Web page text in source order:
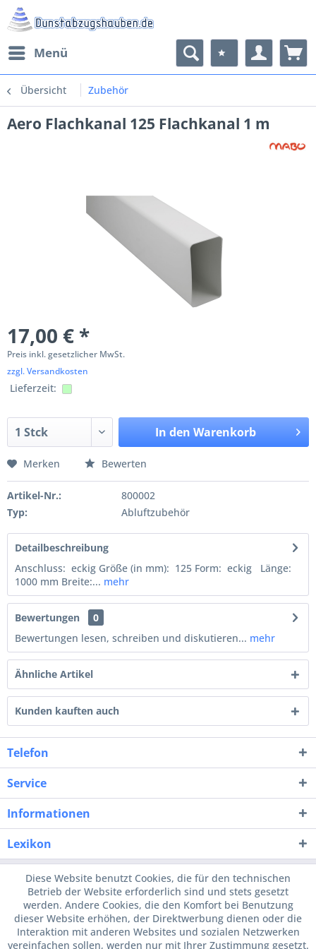
Menü
Übersicht Zubehör
Aero Flachkanal 125 Flachkanal 1 m
17,00 € *
Preis inkl. gesetzlicher MwSt.
zzgl. Versandkosten
Lieferzeit:
In den Warenkorb
Merken Bewerten
Artikel-Nr.:
800002
Typ:
Abluftzubehör
Detailbeschreibung
Anschluss: eckig Größe (in mm): 125 Form: eckig Länge:
1000 mm Breite:... mehr
Bewertungen
0
Bewertungen lesen, schreiben und diskutieren... mehr
Ähnliche Artikel
Kunden kauften auch
Telefon
Service
Informationen
Lexikon
Diese Website benutzt Cookies, die für den technischen
Betrieb der Website erforderlich sind und stets gesetzt
werden. Andere Cookies, die den Komfort bei Benutzung
dieser Website erhöhen, der Direktwerbung dienen oder die
Interaktion mit anderen Websites und sozialen Netzwerken
vereinfachen sollen, werden nur mit Ihrer Zustimmung gesetzt.